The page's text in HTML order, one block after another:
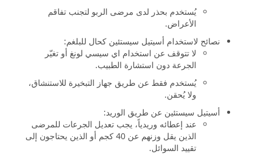
يُستخدم بحذر لدى مرضى الربو لتجنب تفاقم
الأعراض.
نصائح لاستخدام أسيتيل سيستئين كحال للبلغم:
لا تتوقف عن استخدام اي سيسي لونغ أو تغيّر
الجرعة دون استشارة الطبيب.
يُستخدم فقط عن طريق جهاز التبخيرة للاستنشاق،
ولا يُحقن.
أسيتيل سيستئين عن طريق الوريد:
عند إعطائه وريدياً، يجب تعديل الجرعات للمرضى
الذين يقل وزنهم عن 40 كجم أو الذين يحتاجون إلى
تقييد السوائل.